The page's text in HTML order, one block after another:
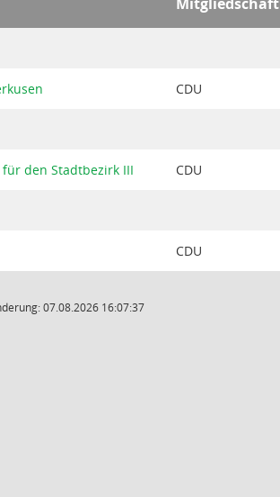
CDU
den Stadtbezirk III CDU
CDU
07.08.2026 16:07:37